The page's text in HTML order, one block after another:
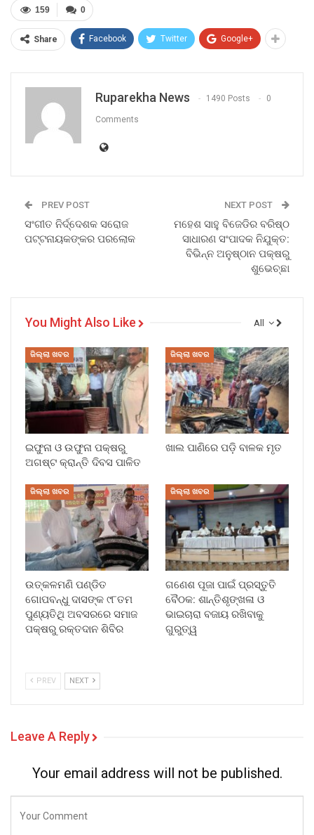
0
159
Share Facebook Twitter Google+
Ruparekha News 1490 Posts 0
Comments
PREV POST
ସଂଗୀତ ନିର୍ଦ୍ଦେଶକ ସରୋଜ
ପଟ୍ଟନାୟକଙ୍କର ପରଲୋକ
NEXT POST
ମହେଶ ସାହୁ ବିଜେଡିର ବରିଷ୍ଠ
ସାଧାରଣ ସଂପାଦକ ନିଯୁକ୍ତ:
ବିଭିନ୍ନ ଅନୁଷ୍ଠାନ ପକ୍ଷରୁ
ଶୁଭେଚ୍ଛା
All
You Might Also Like
ଜିଲ୍ଲା ଖବର
ଇଫୁନା ଓ ଉଫୁନା ପକ୍ଷରୁ
ଅଗଷ୍ଟ କ୍ରାନ୍ତି ଦିବସ ପାଳିତ
ଜିଲ୍ଲା ଖବର
ଖାଲ ପାଣିରେ ପଡ଼ି ବାଳକ ମୃତ
ଜିଲ୍ଲା ଖବର
ଉତ୍କଳମଣି ପଣ୍ଡିତ
ଗୋପବନ୍ଧୁ ଦାସଙ୍କ ୯୮ତମ
ପୁଣ୍ୟତିଥି ଅବସରରେ ସମାଜ
ପକ୍ଷରୁ ରକ୍ତଦାନ ଶିବିର
ଜିଲ୍ଲା ଖବର
ଗଣେଶ ପୂଜା ପାଇଁ ପ୍ରସ୍ତୁତି
ବୈଠକ: ଶାନ୍ତିଶୃଙ୍ଖଳା ଓ
ଭାଇଚାରା ବଜାୟ ରଖିବାକୁ
ଗୁରୁତ୍ୱ
PREV NEXT
Leave A Reply
Your email address will not be published.